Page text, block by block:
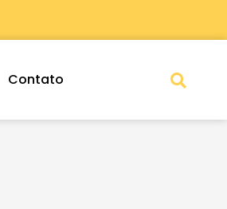
Contato